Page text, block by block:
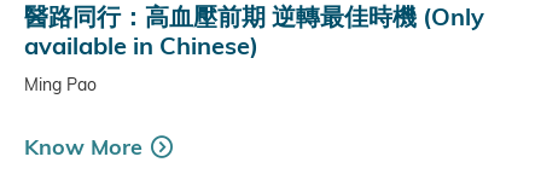
醫路同行：高血壓前期 逆轉最佳時機 (Only
available in Chinese)
Ming Pao
Know More